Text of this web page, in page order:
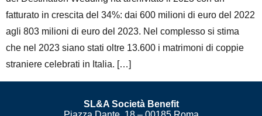
fatturato in crescita del 34%: dai 600 milioni di euro del 2022
agli 803 milioni di euro del 2023. Nel complesso si stima
che nel 2023 siano stati oltre 13.600 i matrimoni di coppie
straniere celebrati in Italia. […]
SL&A Società Benefit